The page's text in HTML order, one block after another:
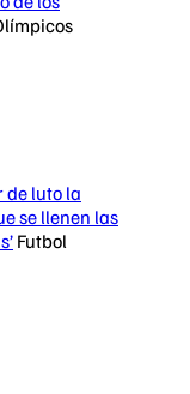
de luto la
se llenen las
Futbol